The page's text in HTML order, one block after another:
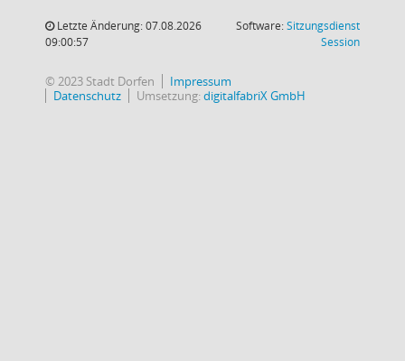
Letzte Änderung: 07.08.2026
09:00:57
Software:Sitzungsdienst
Session(Wird in
© 2023 Stadt Dorfen
Impressum
Datenschutz
Umsetzung:digitalfabriX GmbH